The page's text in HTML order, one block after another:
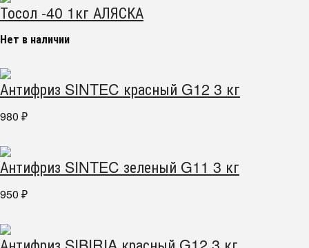
Тосол -40 1кг АЛЯСКА
Нет в наличии
Антифриз SINTEC красный G12 3 кг
980 ₽
Антифриз SINTEC зеленый G11 3 кг
950 ₽